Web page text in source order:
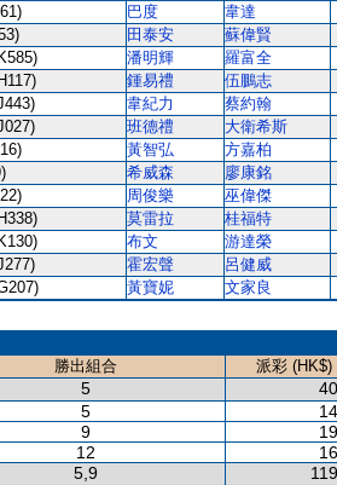
巴度 韋達
田泰安 蘇偉賢
潘明輝 羅富全
鍾易禮 伍鵬志
韋紀力 蔡約翰
班德禮 大衛希斯
黃智弘 方嘉柏
希威森 廖康銘
周俊樂 巫偉傑
莫雷拉 桂福特
布文 游達榮
霍宏聲 呂健威
黃寶妮
文家良
勝出組合
派彩 (HK$)
5
5
9
12
5,9